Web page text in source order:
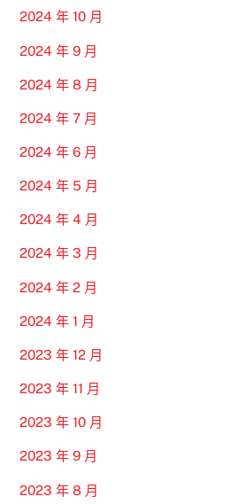
2024 年 10 月
2024 年 9 月
2024 年 8 月
2024 年 7 月
2024 年 6 月
2024 年 5 月
2024 年 4 月
2024 年 3 月
2024 年 2 月
2024 年 1 月
2023 年 12 月
2023 年 11 月
2023 年 10 月
2023 年 9 月
2023 年 8 月